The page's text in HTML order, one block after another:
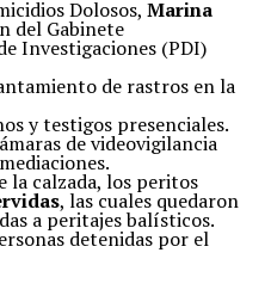
Dolosos, Marina
del Gabinete
Investigaciones (PDI)
de rastros en la
y testigos presenciales.
de videovigilancia
la calzada, los peritos
, las cuales quedaron
a peritajes balísticos.
detenidas por el